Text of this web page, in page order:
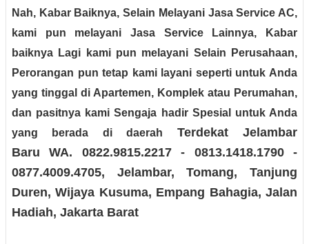
Nah, Kabar Baiknya, Selain Melayani Jasa Service AC,
kami pun melayani Jasa Service Lainnya, Kabar
baiknya Lagi kami pun melayani Selain Perusahaan,
Perorangan pun tetap kami layani seperti untuk Anda
yang tinggal di Apartemen, Komplek atau Perumahan,
dan pasitnya kami Sengaja hadir Spesial untuk Anda
yang berada di daerah Terdekat Jelambar
BaruWA. 0822.9815.2217 - 0813.1418.1790 -
0877.4009.4705, Jelambar, Tomang, Tanjung
Duren, Wijaya Kusuma, Empang Bahagia, Jalan
Hadiah, Jakarta Barat